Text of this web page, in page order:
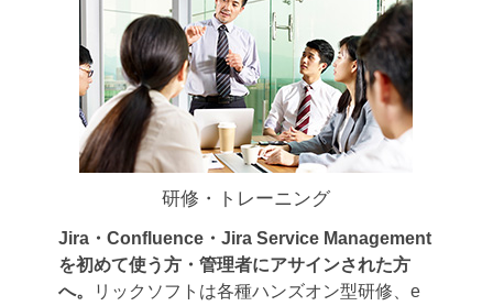
研修・トレーニング
Jira・Confluence・Jira Service Management
を初めて使う方・管理者にアサインされた方
へ。
リックソフトは各種ハンズオン型研修、e